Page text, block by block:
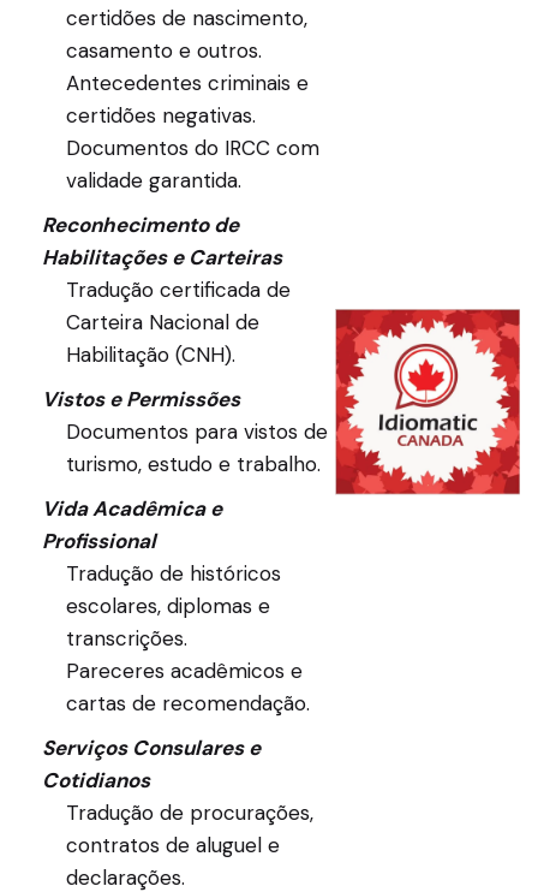
certidões de nascimento,
casamento e outros.
Antecedentes criminais e
certidões negativas.
Documentos do IRCC com
validade garantida.
Reconhecimento de
Habilitações e Carteiras
Tradução certificada de
Carteira Nacional de
Habilitação (CNH).
Vistos e Permissões
Documentos para vistos de
turismo, estudo e trabalho.
Vida Acadêmica e
Profissional
Tradução de históricos
escolares, diplomas e
transcrições.
Pareceres acadêmicos e
cartas de recomendação.
Serviços Consulares e
Cotidianos
Tradução de procurações,
contratos de aluguel e
declarações.